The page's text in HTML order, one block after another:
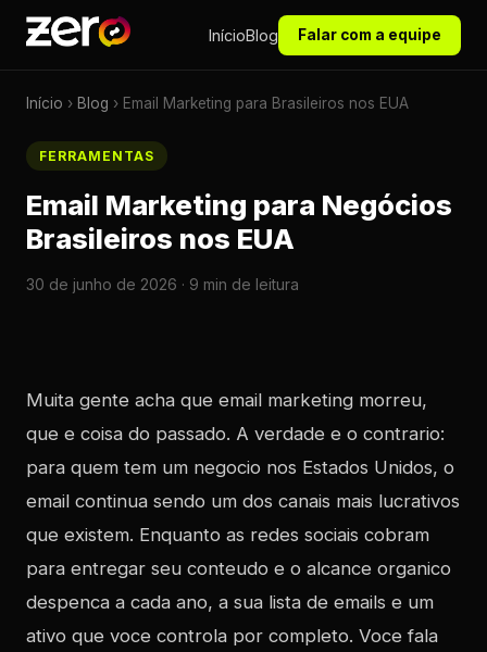
InícioBlog Falar com a equipe
Início › Blog › Email Marketing para Brasileiros nos EUA
FERRAMENTAS
Email Marketing para Negócios
Brasileiros nos EUA
30 de junho de 2026 · 9 min de leitura
Muita gente acha que email marketing morreu,
que e coisa do passado. A verdade e o contrario:
para quem tem um negocio nos Estados Unidos, o
email continua sendo um dos canais mais lucrativos
que existem. Enquanto as redes sociais cobram
para entregar seu conteudo e o alcance organico
despenca a cada ano, a sua lista de emails e um
ativo que voce controla por completo. Voce fala